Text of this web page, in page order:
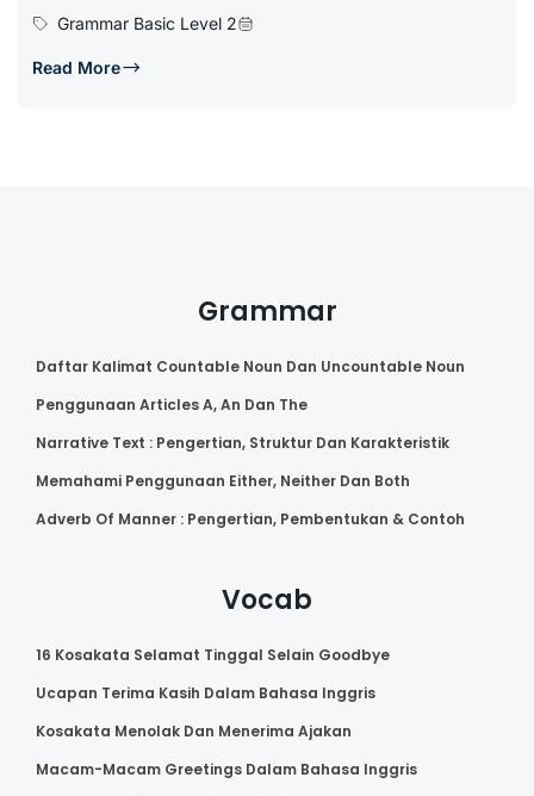
Grammar Basic Level 2
Read More
Grammar
Daftar Kalimat Countable Noun Dan Uncountable Noun
Penggunaan Articles A, An Dan The
Narrative Text : Pengertian, Struktur Dan Karakteristik
Memahami Penggunaan Either, Neither Dan Both
Adverb Of Manner : Pengertian, Pembentukan & Contoh
Vocab
16 Kosakata Selamat Tinggal Selain Goodbye
Ucapan Terima Kasih Dalam Bahasa Inggris
Kosakata Menolak Dan Menerima Ajakan
Macam-Macam Greetings Dalam Bahasa Inggris